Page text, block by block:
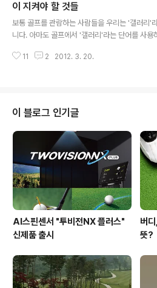
수 있는 마사지까지! 두 가지 모두 확실하게 정리
이 라운딩을 즐기시길 권유합니다. 그럼 시작해 볼
저 스윙 전에는 꼭 클럽을 사용해서 근육을 풀어
어깨, 허리 뿐만 아니라 골프를 칠 때 많이 사용하
이 지켜야 할 것들
보통 골프를 관람하는 사람들을 우리는 '갤러리'
니다. 아마도 골프에서 '갤러리'라는 단어를 사용
에서 전시회에 구경을 가러 간 사람 같기 때문이
지켜보기 때문에 이런 매너를 지키는 것은 더욱 필
죠? 그렇다면 눈으로 골프를 즐기는 갤러리들이
면 좋은 매너에 대해서 한 번 알아 볼까요? ^^ 앞
린 바와 같이 갤러리들은 자신이 좋아하는 골프
이 골프코스를 걸으면서 선수의 스윙을 직접 볼
회가 있습니다. 이런 와중에 자신이..
11 2 2012. 3. 20.
이 블로그 인기글
AI스핀센서 "투비전NX 플러스"
신제품 출시
버
뜻?